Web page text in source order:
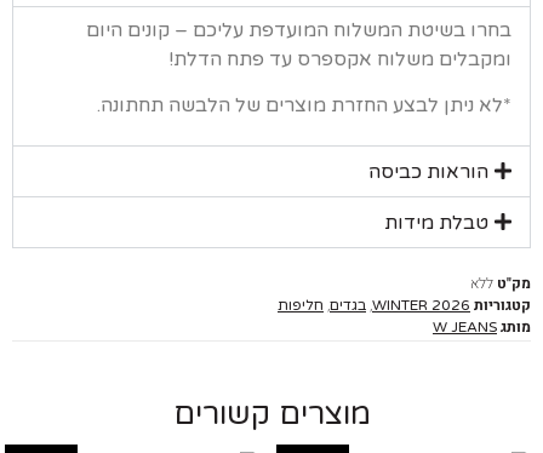
בשיטת המשלוח המועדפת עליכם – קונים היום
משלוח אקספרס עד פתח הדלת!
ניתן לבצע החזרת מוצרים של הלבשה תחתונה.
הוראות כביסה
טבלת מידות
ללא
WINTER 2026
,בגדים, חליפות
W JEANS
מוצרים קשורים